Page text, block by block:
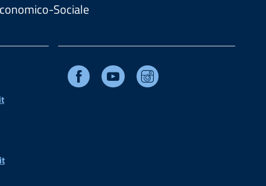
Sociale
Facebook Youtube